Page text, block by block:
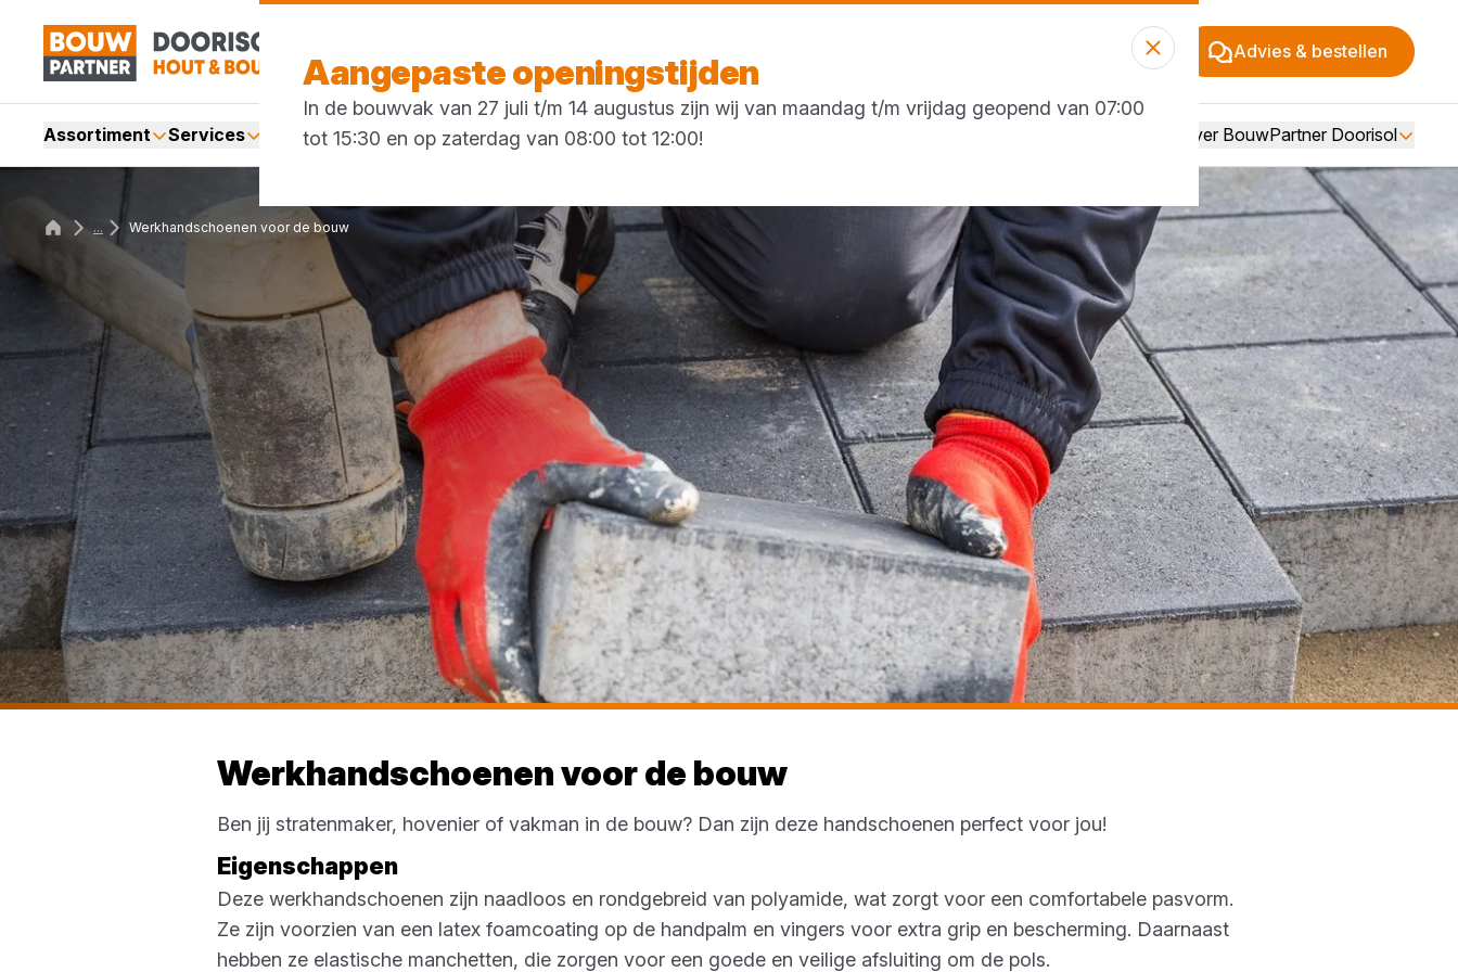
Advies & bestellen
Assortiment Services Merken Acties Blogs Over BouwPartner Doorisol
... Werkhandschoenen voor de bouw
Werkhandschoenen voor de bouw
Ben jij stratenmaker, hovenier of vakman in de bouw? Dan zijn deze handschoenen perfect voor jou!
Eigenschappen
Deze werkhandschoenen zijn naadloos en rondgebreid van polyamide, wat zorgt voor een comfortabele pasvorm.
Ze zijn voorzien van een latex foamcoating op de handpalm en vingers voor extra grip en bescherming. Daarnaast
hebben ze elastische manchetten, die zorgen voor een goede en veilige afsluiting om de pols.
Aangepaste openingstijden
In de bouwvak van 27 juli t/m 14 augustus zijn wij van maandag t/m vrijdag geopend van 07:00
tot 15:30 en op zaterdag van 08:00 tot 12:00!